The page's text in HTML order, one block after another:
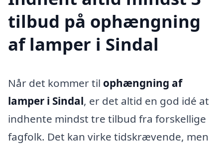
tilbud på ophængning
af lamper i Sindal
Når det kommer til ophængning af
lamper i Sindal, er det altid en god idé at
indhente mindst tre tilbud fra forskellige
fagfolk. Det kan virke tidskrævende, men